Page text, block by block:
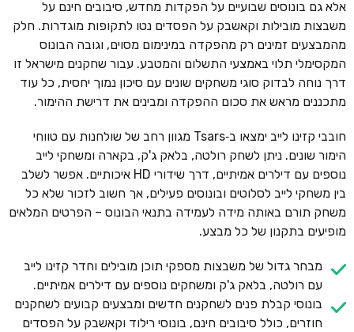
אלא גם בונוסים שבועיים על הפקדות מחדש, סיבובים חינם על
משבצות מובילות וקאשבק על הפסדים נטו לתקופות מוגדרות. חלק
מהמבצעים זמינים רק מהפקדה במינימום מסוים, וגובה הבונוס
המקסימלי תלוי באמצעי התשלום והמטבע. עבור שחקנים מישראל זו
דרך נוחה לבדוק סוגי משחקים שונים עם סיכון נמוך יחסית, כל עוד
מתכננים מראש את סכום ההפקדה ומבינים את דרישת ההימור.
חובבי קזינו לייב ימצאו ב‑Tsars מגוון רחב של שולחנות עם טווחי
הימור שונים. ניתן לשחק רולטה, בלאק ג'ק, בקארה ומשחקי לייב
נוספים עם דילרים אמיתיים, דרך שידורי HD איכותיים. אפשר לשלב
בין משחקי לייב לסלוטים ובונוסים פעילים, אך חשוב לזכור שלא כל
משחק תורם באותה מידה לעמידה בתנאי הבונוס – הפרטים המלאים
מופיעים בתקנון של כל מבצע.
מבחר גדול של משבצות מספקי תוכן מובילים וחדר קזינו לייב
עם רולטה, בלאק ג'ק ומשחקים נוספים עם דילרים אמיתיים.
בונוסי קבלת פנים לשחקנים חדשים ומבצעים קבועים לשחקנים
חוזרים, כולל סיבובים חינם, בונוסי רילוד וקאשבק על הפסדים